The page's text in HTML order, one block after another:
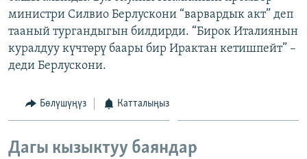
ЭЕ/АРнун бардык сайттары
министри Силвио Берлускони “варвардык акт” деп
тааный тургандыгын билдирди. “Бирок Италиянын
куралдуу күчтөрү баары бир Ирактан кетишпейт” –
деди Берлускони.
Бөлүшүңүз Катталыңыз
Дагы кызыктуу баяндар